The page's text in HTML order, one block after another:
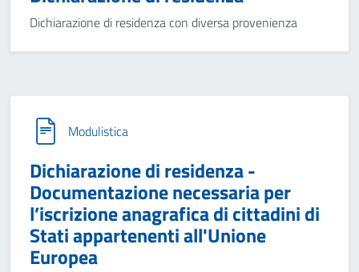
Dichiarazione di residenza con diversa provenienza
Modulistica
Dichiarazione di residenza -
Documentazione necessaria per
l’iscrizione anagrafica di cittadini di
Stati appartenenti all'Unione
Europea